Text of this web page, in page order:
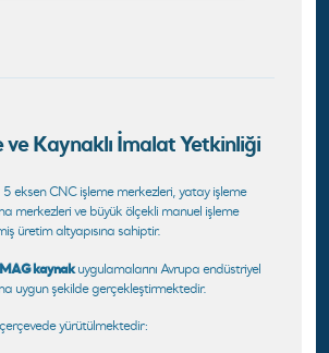
ve Kaynaklı İmalat Yetkinliği
eksen CNC işleme merkezleri, yatay işleme
merkezleri ve büyük ölçekli manuel işleme
üretim altyapısına sahiptir.
kaynakuygulamalarını Avrupa endüstriyel
uygun şekilde gerçekleştirmektedir.
yürütülmektedir: